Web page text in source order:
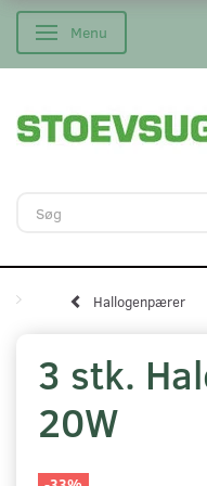
Skifte navigation
Menu
Hallogenpærer
3 stk.
20W